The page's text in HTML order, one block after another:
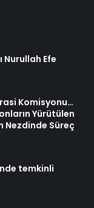
Nurullah Efe
Komisyonu…
Yürütülen
Nezdinde Süreç
temkinli